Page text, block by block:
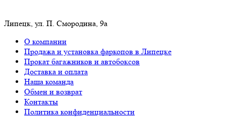
Липецк, ул. П. Смородина, 9а
О компании
Продажа и установка фаркопов в Липецке
Прокат багажников и автобоксов
Доставка и оплата
Наша команда
Обмен и возврат
Контакты
Политика конфиденциальности